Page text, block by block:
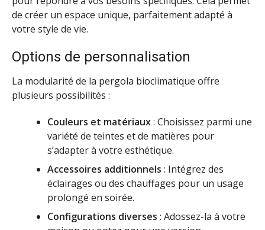
de créer un espace unique, parfaitement adapté à
votre style de vie.
Options de personnalisation
La modularité de la pergola bioclimatique offre
plusieurs possibilités :
Couleurs et matériaux: Choisissez parmi une
variété de teintes et de matières pour
s’adapter à votre esthétique.
Accessoires additionnels : Intégrez des
éclairages ou des chauffages pour un usage
prolongé en soirée.
Configurations diverses : Adossez-la à votre